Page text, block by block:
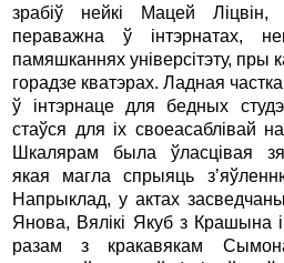
зрабiў нейкi Мацей
пераважна ў iнтэрнатах,
памяшканнях унiверсiтэту, пры
горадзе кватэрах. Ладная
ў iнтэрнаце для бедных
стаўся для iх своеасаблiвай
Шкалярам была ўласцiвая
якая магла спрыяць
Напрыклад, у актах
Янова, Вялiкi Якуб з Крашына
разам з кракавякам